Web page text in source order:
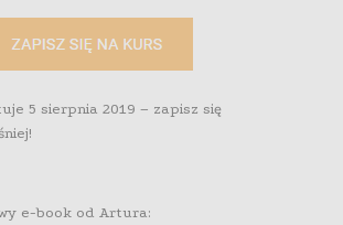
5 sierpnia 2019 – zapisz się
e-book od Artura: